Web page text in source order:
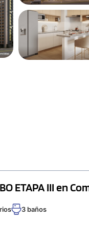
ETAPA III en
3 baños